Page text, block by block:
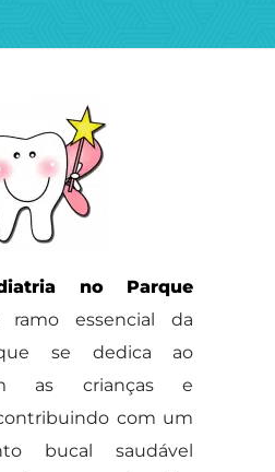
no Parque
essencial da
se dedica ao
as crianças e
com um
bucal saudável